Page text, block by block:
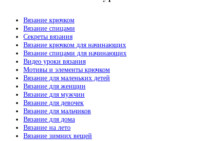
Вязание крючком
Вязание спицами
Секреты вязания
Вязание крючком для начинающих
Вязание спицами для начинающих
Видео уроки вязания
Мотивы и элементы крючком
Вязание для маленьких детей
Вязание для женщин
Вязание для мужчин
Вязание для девочек
Вязание для мальчиков
Вязание для дома
Вязание на лето
Вязание зимних вещей